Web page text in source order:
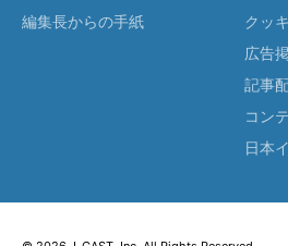
編集長からの手紙
クッ
広告
記事
コン
日本